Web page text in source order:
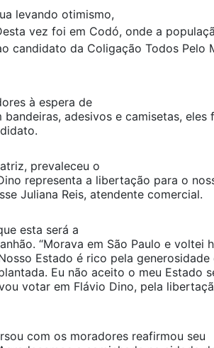
levando otimismo,
vez foi em Codó, onde a
candidato da Coligação Todos Pelo
à espera de
adesivos e camisetas, eles
prevaleceu o
representa a libertação para o
Juliana Reis, atendente comercial.
esta será a
“Morava em São Paulo e voltei
Estado é rico pela generosidade
Eu não aceito o meu Estado
votar em Flávio Dino, pela
com os moradores reafirmou seu